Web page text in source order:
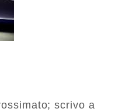
scrivo a